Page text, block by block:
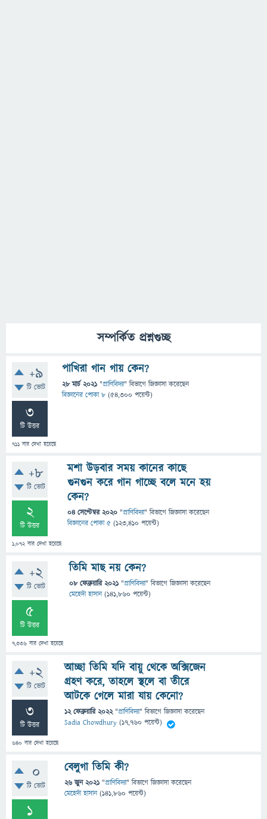
সম্পর্কিত প্রশ্নগুচ্ছ
+9
টি ভোট
3
টি উত্তর
711 বার দেখা হয়েছে
পাখিরা গান গায় কেন?
28 মার্চ 2021 "প্রাণিবিদ্যা" বিভাগে জিজ্ঞাসাকরেছেন
বিজ্ঞানের পোকা ৮ (54,300 পয়েন্ট)
+8
টি ভোট
2
টি উত্তর
1,072বার দেখা হয়েছে
মশা উড়বার সময় কানের কাছে
গুনগুন করে গান গাচ্ছে বলে মনে হয়
কেন?
04 সেপ্টেম্বর 2020 "প্রাণিবিদ্যা" বিভাগে জিজ্ঞাসাকরেছেন
বিজ্ঞানের পোকা ৫ (123,410 পয়েন্ট)
+2
টি ভোট
5
টি উত্তর
7,336 বার দেখা হয়েছে
তিমি মাছ নয় কেন?
08 ফেব্রুয়ারি 2021 "প্রাণিবিদ্যা" বিভাগে জিজ্ঞাসাকরেছেন
মেহেদী হাসান (141,860 পয়েন্ট)
+2
টি ভোট
3
টি উত্তর
640 বার দেখা হয়েছে
আচ্ছা তিমি যদি বায়ু থেকে অক্সিজেন
গ্রহণ করে, তাহলে স্থলে বা তীরে
আটকে গেলে মারা যায় কেনো?
12 ফেব্রুয়ারি 2022 "প্রাণিবিদ্যা" বিভাগে জিজ্ঞাসাকরেছেন
Sadia Chowdhury (17,760 পয়েন্ট)
0
টি ভোট
1
বেলুগা তিমি কী?
26 জুন 2021 "প্রাণিবিদ্যা" বিভাগে জিজ্ঞাসাকরেছেন
মেহেদী হাসান (141,860 পয়েন্ট)